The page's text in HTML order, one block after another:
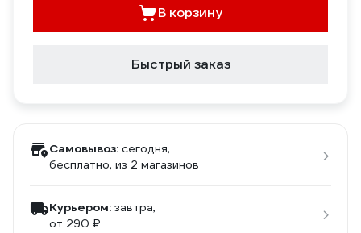
В корзину
Быстрый заказ
Самовывоз: сегодня,
бесплатно, из 2 магазинов
Курьером: завтра,
от 290 ₽